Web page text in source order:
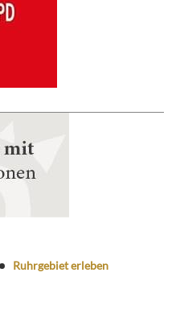
Ruhrgebiet erleben